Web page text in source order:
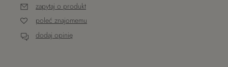
zapytaj o produkt
poleć znajomemu
dodaj opinię